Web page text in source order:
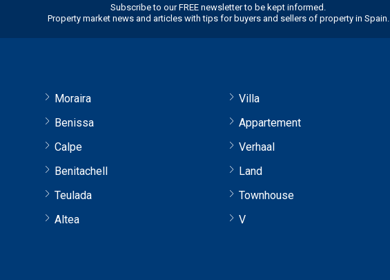
Subscribe to our FREE newsletter to be kept informed.
Property market news and articles with tips for buyers and sellers of property in Spain.
Moraira
Benissa
Calpe
Benitachell
Teulada
Altea
Villa
Appartement
Verhaal
Land
Townhouse
V